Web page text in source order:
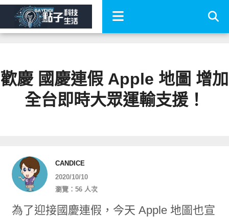
歡慶 國慶連假 Apple 地圖 增加
全台即時大眾運輸支援！
CANDICE
2020/10/10
瀏覽：56 人次
為了迎接國慶連假，今天 Apple 地圖也宣